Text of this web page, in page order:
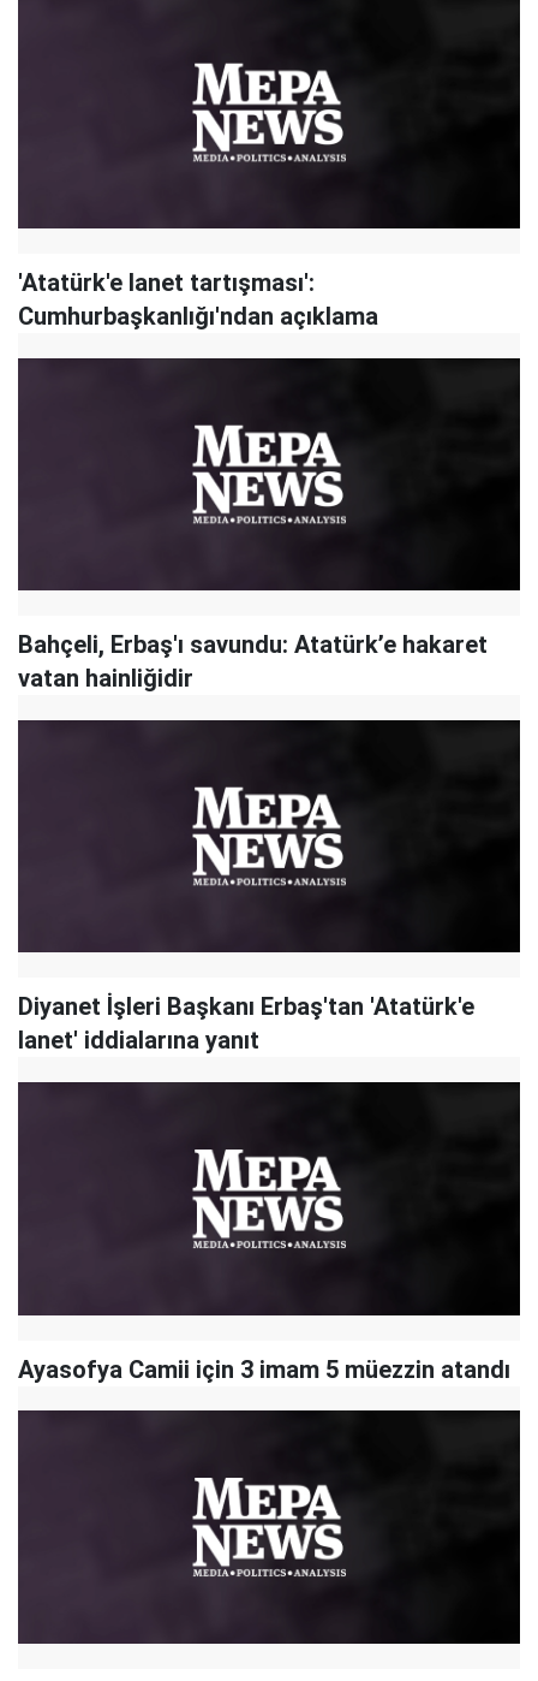
'Atatürk'e lanet tartışması':
Cumhurbaşkanlığı'ndan açıklama
Bahçeli, Erbaş'ı savundu: Atatürk’e hakaret
vatan hainliğidir
Diyanet İşleri Başkanı Erbaş'tan 'Atatürk'e
lanet' iddialarına yanıt
Ayasofya Camii için 3 imam 5 müezzin atandı